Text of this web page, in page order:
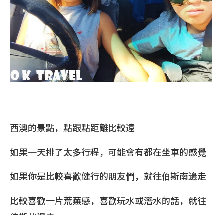
西澳的景點，點跟點距離比較遠
如果一天排了太多行程，可能會有都在坐車的感覺
如果你是比較喜歡健行的朋友們，就往伯斯南邊走
比較喜歡一片荒蕪感，喜歡玩水或潛水的話，就往